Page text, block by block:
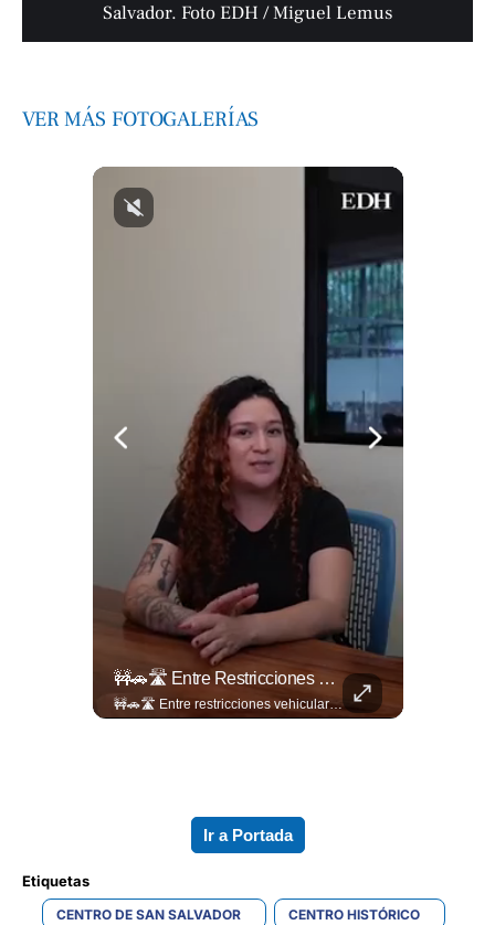
Salvador. Foto EDH / Miguel Lemus
VER MÁS FOTOGALERÍAS
🚧🚗🛣️ Entre Restricciones Vehiculares Y El Despliegue De Maquinaria Pesada, Continúan Los Trabajos De Ampliación Y La Construcción Del Viaducto En El Tramo De Los...
🚧🚗🛣️ Entre restricciones vehiculares y el despliegue de maquinaria pesada, continúan los trabajos de ampliación y la construcción del viaducto en el tramo de Los Chorros, en la carretera Panamericana. Para más información del tramo Los Chorros visita ➡️ eldiariodehoy.com #Nacionales #LosChorros #carreterapanamericana
Ir a Portada
Etiquetas
CENTRO DE SAN SALVADOR CENTRO HISTÓRICO